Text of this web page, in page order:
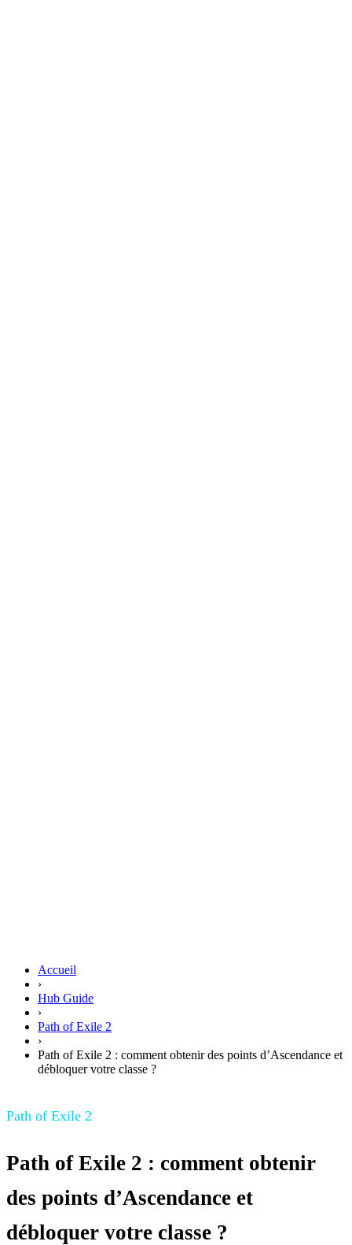
Accueil
›
Hub Guide
›
Path of Exile 2
›
Path of Exile 2 : comment obtenir des points d’Ascendance et
débloquer votre classe ?
Path of Exile 2
Path of Exile 2 : comment obtenir
des points d’Ascendance et
débloquer votre classe ?